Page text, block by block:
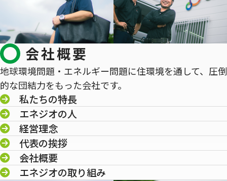
会社概要
地球環境問題・エネルギー問題に住環境を通して、圧倒
的な団結力をもった会社です。
私たちの特長
エネジオの人
経営理念
代表の挨拶
会社概要
エネジオの取り組み